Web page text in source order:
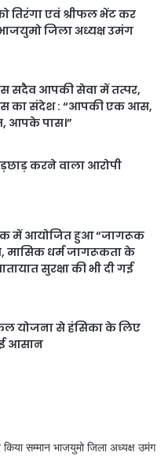
तिरंगा एवं श्रीफल भेंट कर
जिला अध्यक्ष उमंग
सदैव आपकी सेवा में तत्पर,
का संदेश : “आपकी एक आस,
आपके पास।”
करने वाला आरोपी
में आयोजित हुआ “जागरूक
मासिक धर्म जागरूकता के
सुरक्षा की भी दी गई
योजना से हंसिका के लिए
आसान
सम्मान भाजयुमो जिला अध्यक्ष उमंग